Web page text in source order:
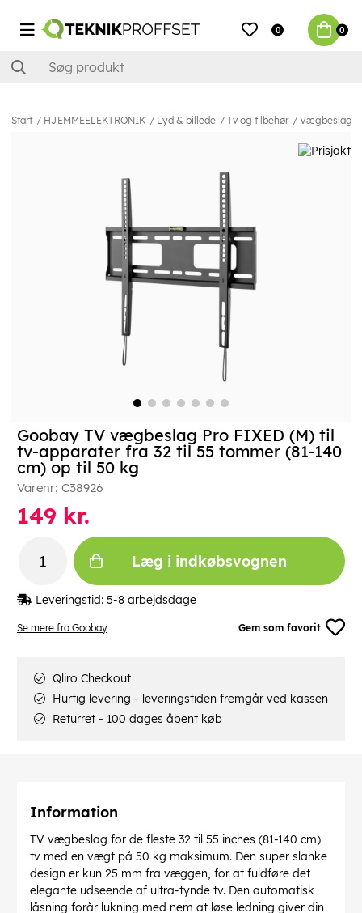
0 0
Start HJEMMEELEKTRONIK Lyd & billede Tv og tilbehør Vægbeslag
Se mere fra Goobay Gem som favorit
Goobay TV vægbeslag Pro FIXED (M) til
tv-apparater fra 32 til 55 tommer (81-140
cm) op til 50 kg
Varenr: C38926
149 kr.
Læg i indkøbsvognen
Leveringstid: 5-8 arbejdsdage
Qliro Checkout
Hurtig levering - leveringstiden fremgår ved kassen
Returret - 100 dages åbent køb
Information
TV vægbeslag for de fleste 32 til 55 inches (81-140 cm)
tv med en vægt på 50 kg maksimum. Den super slanke
design er kun 25 mm fra væggen, for at fuldføre det
elegante udseende af ultra-tynde tv. Den automatisk
låsning forår lukning med nem at løse ledning giver din